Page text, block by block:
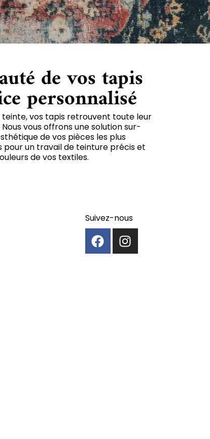
de vos tapis
personnalisé
vos tapis retrouvent toute leur
vous offrons une solution sur-
de vos pièces les plus
pour un travail de teinture précis et
de vos textiles.
Suivez-nous